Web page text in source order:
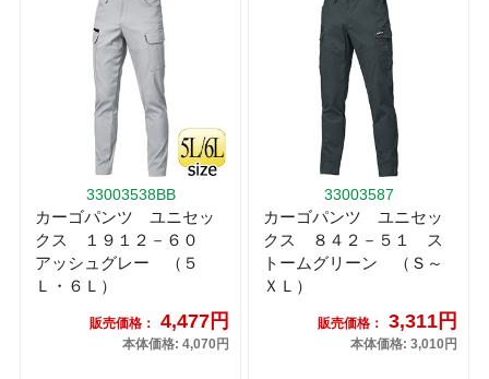
33003538BB
カーゴパンツ ユニセッ
クス １９１２－６０
アッシュグレー （５
Ｌ・６Ｌ）
販売価格： 4,477円
本体価格: 4,070円
33003587
カーゴパンツ ユニセッ
クス ８４２－５１ ス
トームグリーン （Ｓ～
ＸＬ）
販売価格： 3,311円
本体価格: 3,010円